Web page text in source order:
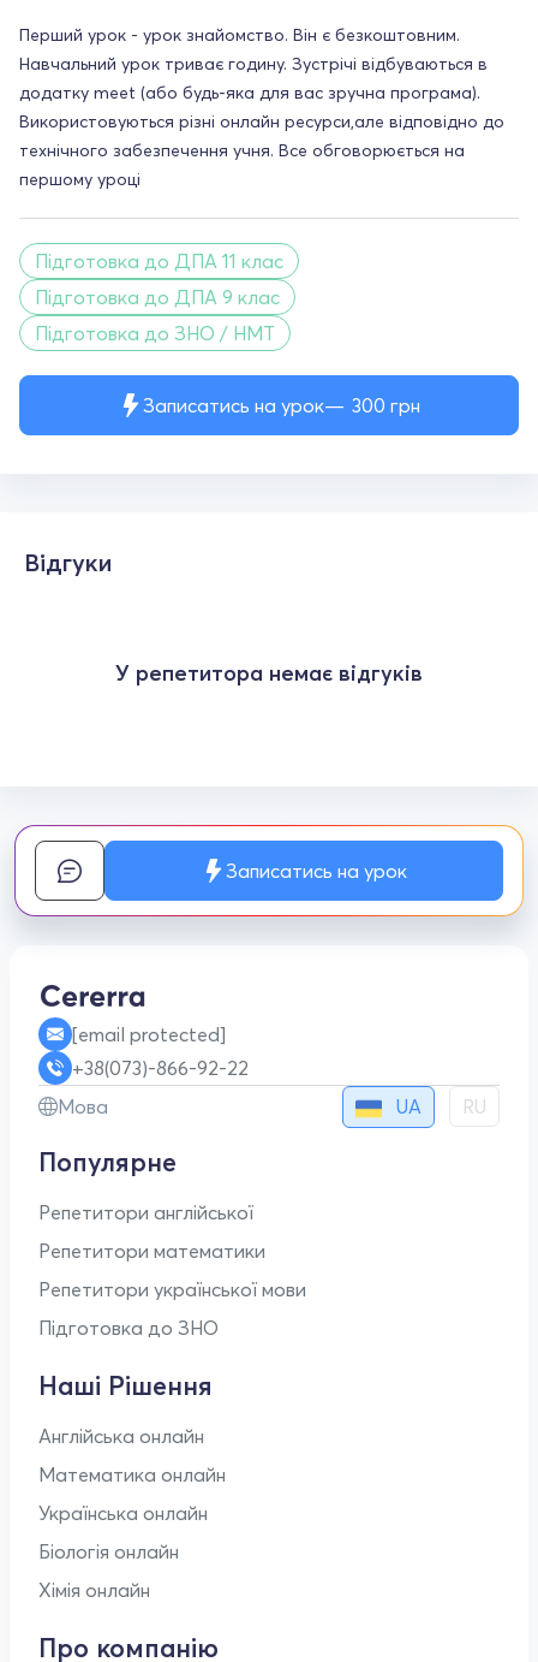
Записатись на урок 300 грн
Перший урок - урок знайомство. Він є безкоштовним.
Навчальний урок триває годину. Зустрічі відбуваються в
додатку meet (або будь-яка для вас зручна програма).
Використовуються різні онлайн ресурси,але відповідно до
технічного забезпечення учня. Все обговорюється на
першому уроці
Підготовка до ДПА 11 клас
Підготовка до ДПА 9 клас
Підготовка до ЗНО / НМТ
Відгуки
У репетитора немає відгуків
Записатись на урок
[email protected]
+38(073)-866-92-22
Мова
UA RU
Популярне
Репетитори англійської
Репетитори математики
Репетитори української мови
Підготовка до ЗНО
Наші Рішення
Англійська онлайн
Математика онлайн
Українська онлайн
Біологія онлайн
Хімія онлайн
Про компанію